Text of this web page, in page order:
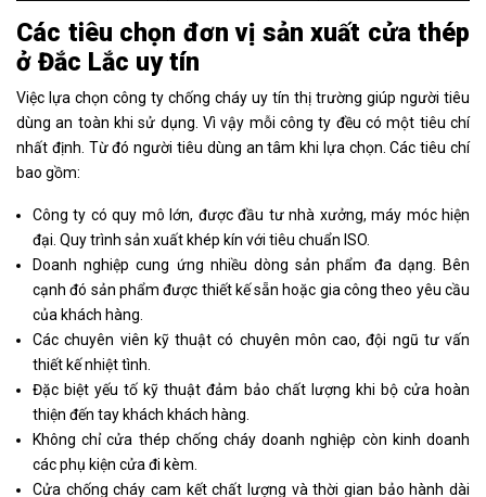
Các tiêu chọn đơn vị sản xuất cửa thép
ở Đắc Lắc uy tín
Việc lựa chọn công ty chống cháy uy tín thị trường giúp người tiêu
dùng an toàn khi sử dụng. Vì vậy mỗi công ty đều có một tiêu chí
nhất định. Từ đó người tiêu dùng an tâm khi lựa chọn. Các tiêu chí
bao gồm:
Công ty có quy mô lớn, được đầu tư nhà xưởng, máy móc hiện
đại. Quy trình sản xuất khép kín với tiêu chuẩn ISO.
Doanh nghiệp cung ứng nhiều dòng sản phẩm đa dạng. Bên
cạnh đó sản phẩm được thiết kế sẵn hoặc gia công theo yêu cầu
của khách hàng.
Các chuyên viên kỹ thuật có chuyên môn cao, đội ngũ tư vấn
thiết kế nhiệt tình.
Đặc biệt yếu tố kỹ thuật đảm bảo chất lượng khi bộ cửa hoàn
thiện đến tay khách khách hàng.
Không chỉ cửa thép chống cháy doanh nghiệp còn kinh doanh
các phụ kiện cửa đi kèm.
Cửa chống cháy cam kết chất lượng và thời gian bảo hành dài